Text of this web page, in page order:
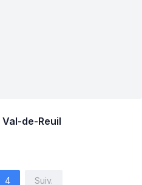
Val-de-Reuil
4 Suiv.